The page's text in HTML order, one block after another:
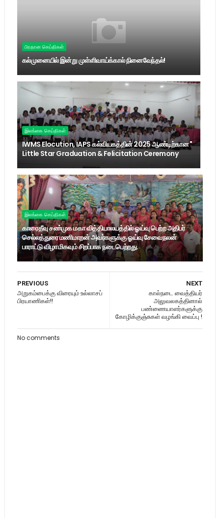
பிரதான செய்திகள்
கல்முனையில் இன்று முள்ளிவாய்க்கால் நினைவேந்தல்!
இலங்கை செய்திகள்
IWMS Elocution, IAPS கல்வியகத்தின் 2025 ஆண்டிற்கான "
Little Star Graduation & Felicitation Ceremony
இலங்கை செய்திகள்
காரைதீவு சண்முக மகா வித்தியாலயத்தில் ஓய்வு பெற்ற அதிபர்
செல்லத்துரை மணிமாறன் அவர்களுக்கு ஓய்வு சேவைநலன்
பாராட்டு விழா மிகவும் சிறப்பாக நடைபெற்றது.
NEXT
கால்நடை வைத்தியர்
அலுவலகத்தினால்
பண்ணையாளர்களுக்கு
கோழிக்குஞ்சுகள் வழங்கி வைப்பு !
PREVIOUS
அறுகம்பைக்கு விரையும் உல்லாசப்
பிரயாணிகள்!!
No comments